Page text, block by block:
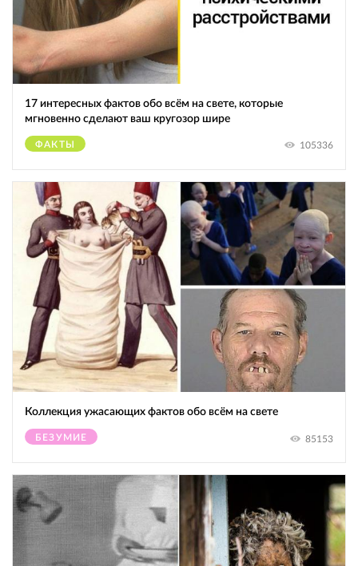
17 интересных фактов обо всём на свете, которые
мгновенно сделают ваш кругозор шире
ФАКТЫ 105336
Коллекция ужасающих фактов обо всём на свете
БЕЗУМИЕ 85153